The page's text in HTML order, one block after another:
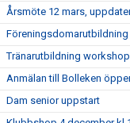
Årsmöte 12 mars,
Föreningsdomarutbildning
Tränarutbildning
Anmälan till Bolleken
Dam senior uppstart